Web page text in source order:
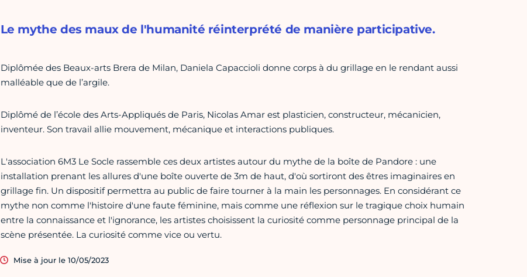
Le mythe des maux de l'humanité réinterprété de manière participative.
Diplômée des Beaux-arts Brera de Milan, Daniela Capaccioli donne corps à du grillage en le rendant aussi
malléable que de l’argile.
Diplômé de l’école des Arts-Appliqués de Paris, Nicolas Amar est plasticien, constructeur, mécanicien,
inventeur. Son travail allie mouvement, mécanique et interactions publiques.
L'association 6M3 Le Socle rassemble ces deux artistes autour du mythe de la boîte de Pandore : une
installation prenant les allures d'une boîte ouverte de 3m de haut, d'où sortiront des êtres imaginaires en
grillage fin. Un dispositif permettra au public de faire tourner à la main les personnages. En considérant ce
mythe non comme l'histoire d'une faute féminine, mais comme une réflexion sur le tragique choix humain
entre la connaissance et l'ignorance, les artistes choisissent la curiosité comme personnage principal de la
scène présentée. La curiosité comme vice ou vertu.
Mise à jour le 10/05/2023